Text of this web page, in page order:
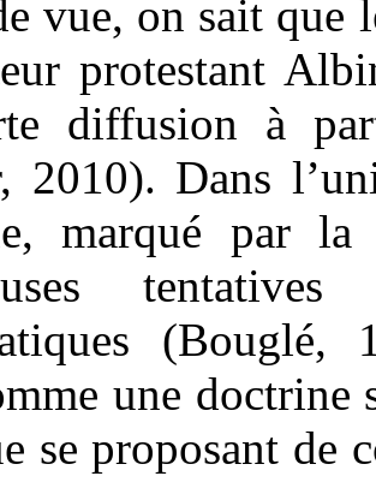
vue, on sait que
protestant
diffusion à
2010). Dans
marqué par
(Bouglé,
une
se proposant de